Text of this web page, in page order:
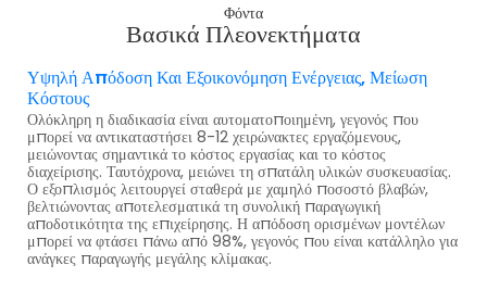
Φόντα
Βασικά Πλεονεκτήματα
Υψηλή Απόδοση Και Εξοικονόμηση Ενέργειας, Μείωση
Κόστους
Ολόκληρη η διαδικασία είναι αυτοματοποιημένη, γεγονός που
μπορεί να αντικαταστήσει 8-12 χειρώνακτες εργαζόμενους,
μειώνοντας σημαντικά το κόστος εργασίας και το κόστος
διαχείρισης. Ταυτόχρονα, μειώνει τη σπατάλη υλικών συσκευασίας.
Ο εξοπλισμός λειτουργεί σταθερά με χαμηλό ποσοστό βλαβών,
βελτιώνοντας αποτελεσματικά τη συνολική παραγωγική
αποδοτικότητα της επιχείρησης. Η απόδοση ορισμένων μοντέλων
μπορεί να φτάσει πάνω από 98%, γεγονός που είναι κατάλληλο για
ανάγκες παραγωγής μεγάλης κλίμακας.